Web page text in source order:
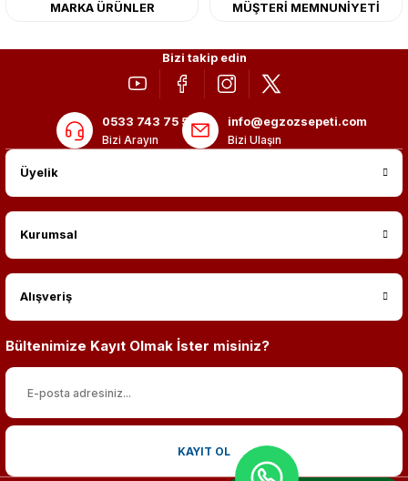
MARKA ÜRÜNLER MÜŞTERİ MEMNUNİYETİ
Bizi takip edin
0533 743 75 56
Bizi Arayın
info@egzozsepeti.com
Bizi Ulaşın
Üyelik
Kurumsal
Alışveriş
Bültenimize Kayıt Olmak İster misiniz?
KAYIT OL